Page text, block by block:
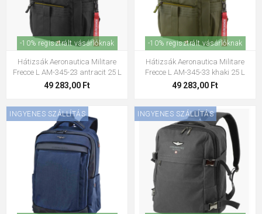
-10% regisztrált vásárlóknak
Hátizsák Aeronautica Militare
Frecce L AM-345-23 antracit 25 L
49 283,00 Ft
-10% regisztrált vásárlóknak
Hátizsák Aeronautica Militare
Frecce L AM-345-33 khaki 25 L
49 283,00 Ft
INGYENES SZÁLLÍTÁS INGYENES SZÁLLÍTÁS